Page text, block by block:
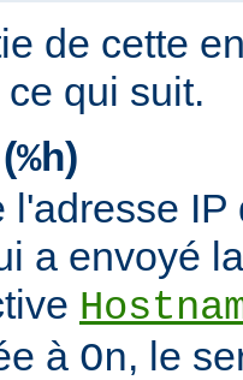
de cette
qui suit.
(%h)
l'adresse
a envoyé
à On, le